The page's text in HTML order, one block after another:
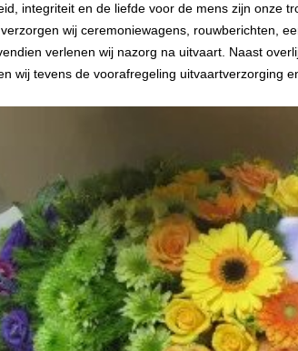
integriteit en de liefde voor de mens zijn onze
wij ceremoniewagens, rouwberichten,
verlenen wij nazorg na uitvaart. Naast
wij tevens de voorafregeling uitvaartverzorging